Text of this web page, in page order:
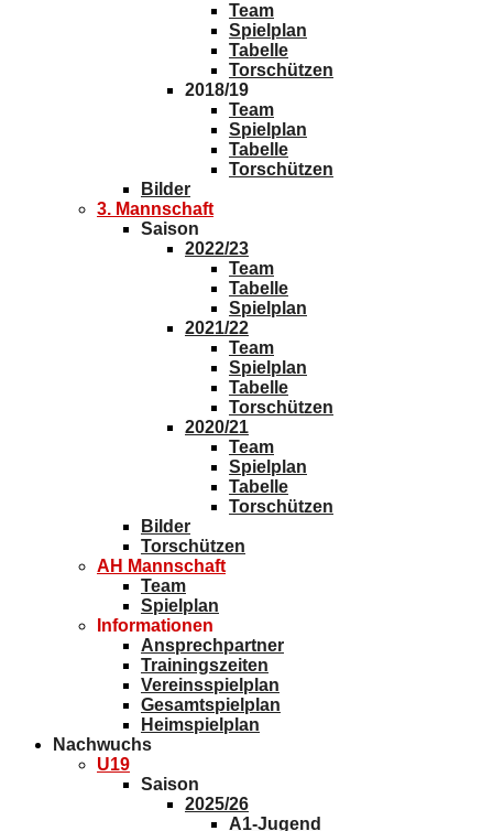
Team
Spielplan
Tabelle
Torschützen
2018/19
Team
Spielplan
Tabelle
Torschützen
Bilder
3. Mannschaft
Saison
2022/23
Team
Tabelle
Spielplan
2021/22
Team
Spielplan
Tabelle
Torschützen
2020/21
Team
Spielplan
Tabelle
Torschützen
Bilder
Torschützen
AH Mannschaft
Team
Spielplan
Informationen
Ansprechpartner
Trainingszeiten
Vereinsspielplan
Gesamtspielplan
Heimspielplan
Nachwuchs
U19
Saison
2025/26
A1-Jugend